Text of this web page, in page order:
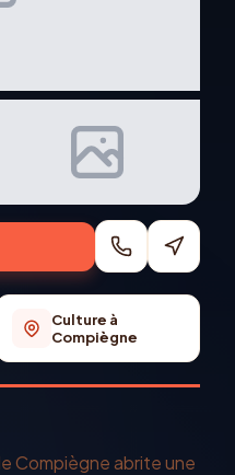
Culture à
Compiègne
Compiègne abrite une